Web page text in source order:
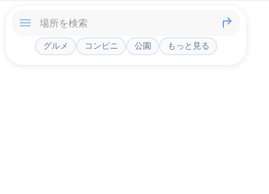
グルメ コンビニ 公園 もっと見る